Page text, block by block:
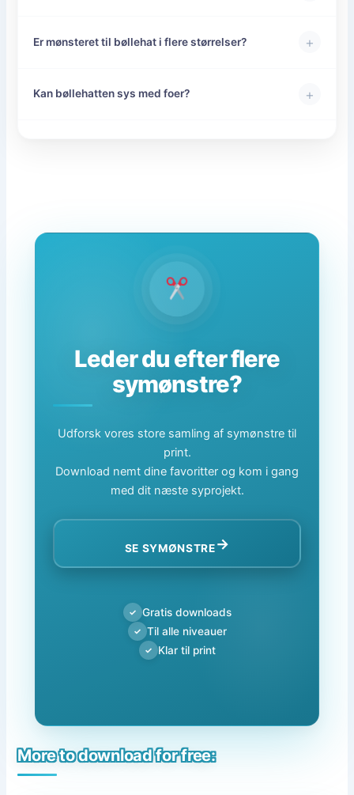
Er mønsteret til bøllehat i flere størrelser? +
Kan bøllehatten sys med foer? +
Leder du efter flere
symønstre?
Udforsk vores store samling af symønstre til
print.
Download nemt dine favoritter og kom i gang
med dit næste syprojekt.
SE SYMØNSTRE→
✓ Gratis downloads
✓ Til alle niveauer
✓ Klar til print
More to download for free: